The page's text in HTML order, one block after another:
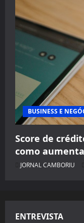
BUSINESS E
Score de
como
JORNAL CAMBORIU
ENTREVISTA